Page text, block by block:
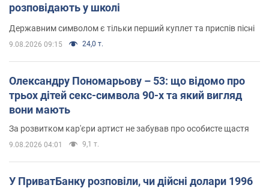
розповідають у школі
Державним символом є тільки перший куплет та приспів пісні
9.08.2026 09:15 24,0 т.
Олександру Пономарьову – 53: що відомо про
трьох дітей секс-символа 90-х та який вигляд
вони мають
За розвитком кар'єри артист не забував про особисте щастя
9.08.2026 04:01 9,1 т.
У ПриватБанку розповіли, чи дійсні долари 1996